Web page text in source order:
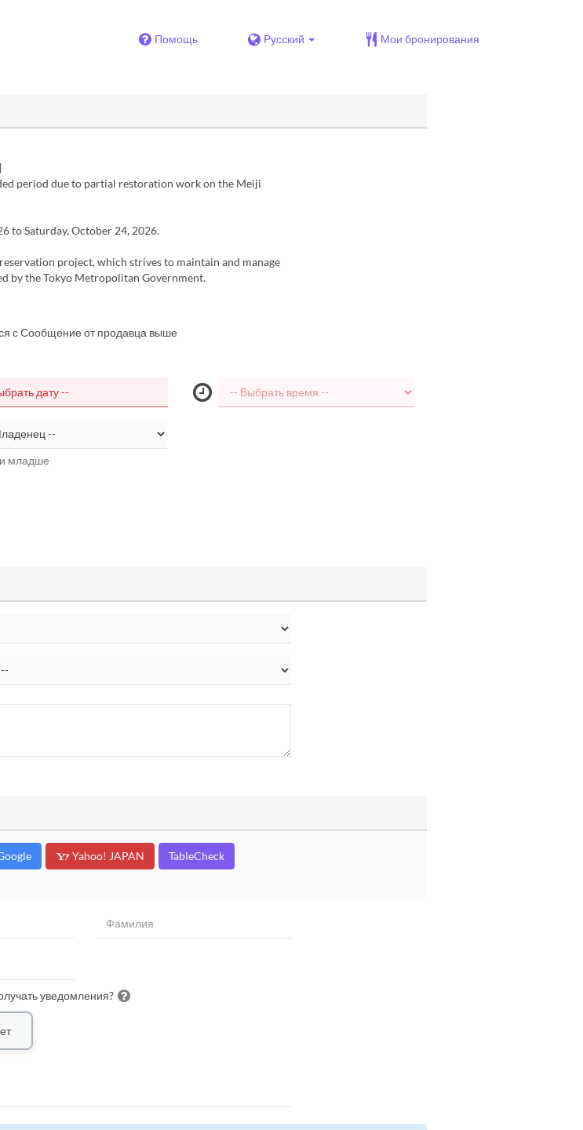
Помощь Русский Мои бронирования
period due to partial restoration work on the Meiji
to Saturday, October 24, 2026.
project, which strives to maintain and manage
by the Tokyo Metropolitan Government.
с Сообщение от продавца выше
младше
Yahoo! JAPAN TableCheck
уведомления?